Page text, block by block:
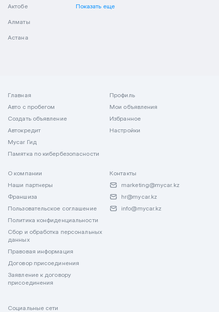
Актобе
Алматы
Астана
Показать еще
Главная
Авто с пробегом
Создать объявление
Автокредит
Mycar Гид
Памятка по кибербезопасности
Профиль
Мои объявления
Избранное
Настройки
О компании
Наши партнеры
Франшиза
Пользовательское соглашение
Политика конфиденциальности
Сбор и обработка персональных
данных
Правовая информация
Договор присоединения
Заявление к договору
присоединения
Контакты
marketing@mycar.kz
hr@mycar.kz
info@mycar.kz
Социальные сети